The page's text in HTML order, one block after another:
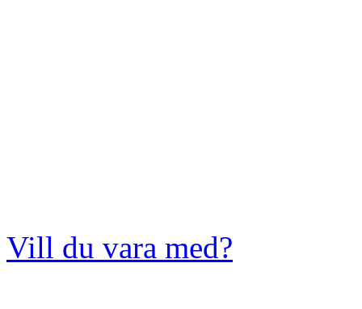
Vill du vara med?